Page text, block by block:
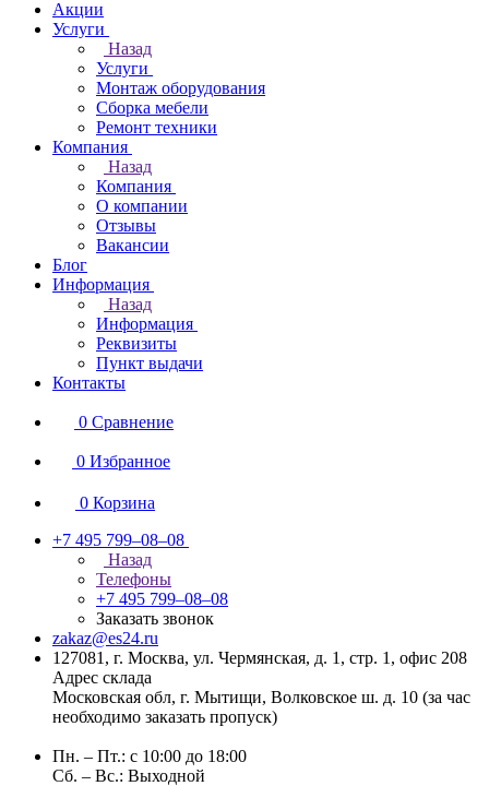
Акции
Услуги
Назад
Услуги
Монтаж оборудования
Сборка мебели
Ремонт техники
Компания
Назад
Компания
О компании
Отзывы
Вакансии
Блог
Информация
Назад
Информация
Реквизиты
Пункт выдачи
Контакты
0 Сравнение
0 Избранное
0 Корзина
+7 495 799–08–08
Назад
Телефоны
+7 495 799–08–08
Заказать звонок
zakaz@es24.ru
127081, г. Москва, ул. Чермянская, д. 1, стр. 1, офис 208
Адрес склада
Московская обл, г. Мытищи, Волковское ш. д. 10 (за час
необходимо заказать пропуск)
Пн. – Пт.: с 10:00 до 18:00
Сб. – Вс.: Выходной